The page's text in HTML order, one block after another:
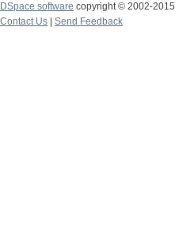
DSpace software copyright © 2002-2015
Contact Us
Send Feedback